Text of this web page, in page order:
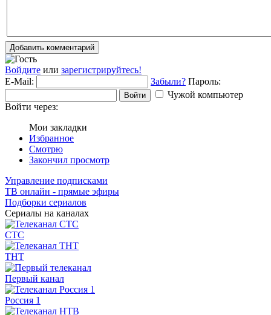
Добавить комментарий
Войдите или зарегистрируйтесь!
E-Mail:
Забыли? Пароль:
Войти
Чужой компьютер
Войти через:
Мои закладки
Избранное
Смотрю
Закончил просмотр
Управление подписками
ТВ онлайн - прямые эфиры
Подборки сериалов
Сериалы на каналах
СТС
ТНТ
Первый канал
Россия 1